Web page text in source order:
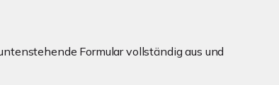
Formular vollständig aus und